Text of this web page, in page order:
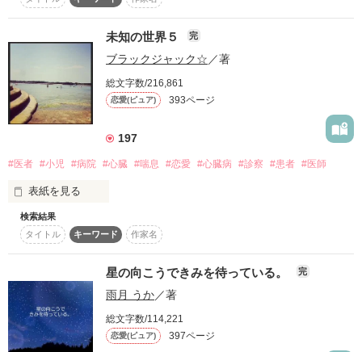
→緋♪ 様
→fulteflute 様
→✿ゆーみん✿ 様
→羅刹新撰組 様
温かい感想ありがとうございます♡
読者数１０００人突破しました！
いつもありがとうございます。
これからもよろしくお願いします！
作品を読む
「あいつを取り戻せるなら、俺は命だって差しだすよ」
「隣じゃなくてもいい。そばにいて笑ってくれたら、
もうそれだけでいい」
「鈴蘭を傷つけるやつは……あたしが許さない……」
それぞれの想いが交差する寵愛ラブストーリー
ついに完結！
「何度でも言おう……お前を愛している」
シンデレラが選ぶのは、誰――？
【ありったけの寵愛に包まれる、シンデレラストーリー】
院することになった。孤児院での繰り返される虐待が判明し、
孤児院は潰れ、行き場のなくなったかなは、人生に絶望してい
た。しかし、主治医の佐藤幸治との出会いにより、かなは少し
ずつ心を開いていく。かなは幸治との過去の出来事を知り、幸
治との生活が始まった。医学部進学、幸治への想い、そして何
度も襲う病魔との戦い。様々な世界がかなには訪れた。それが
これまでのお話です☆是非、続きをどうぞ☆
作品を読む
未知の世界５ 完
ブラックジャック☆／著
総文字数/216,861
恋愛(ピュア) 393ページ
197
#医者 #小児 #病院 #心臓 #喘息 #恋愛 #心臓病 #診察 #患者 #医師
表紙を見る
孤児院で育った鈴木かなは喘息を患い、かつて幼い頃に世話に
なった佐藤幸治が主治医となり、入院生活を送ることになる。
退院後、幸治はかなを引き取ることにした。
高校を卒業し、医大に進んだかなに待っていたのは心臓の病
気。喘息に心臓病に、さらには大学での勉強に悩まされるもの
の、幸治により心臓手術は成功する。
その後、幸治からのプロポーズにより、大学卒業後に二人は結
婚し、かなは新婚生活、研修医生活を送る多忙な日々を迎え
る。
検索結果
タイトル
キーワード 作家名
星の向こうできみを待っている。 完
雨月 うか／著
総文字数/114,221
恋愛(ピュア) 397ページ